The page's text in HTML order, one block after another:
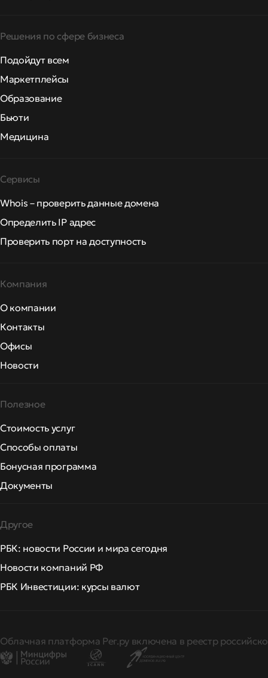
Решения по сфере бизнеса
Подойдут всем
Маркетплейсы
Образование
Бьюти
Медицина
Сервисы
Whois – проверить данные домена
Определить IP адрес
Проверить порт на доступность
Компания
О компании
Контакты
Офисы
Новости
Полезное
Стоимость услуг
Способы оплаты
Бонусная программа
Документы
Другое
РБК: новости России и мира сегодня
Новости компаний РФ
РБК Инвестиции: курсы валют
Облачная платформа Рег.ру включена в реестр